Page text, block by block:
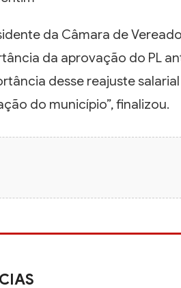
da Câmara de
da aprovação do PL
desse reajuste
do município’’, finalizou.